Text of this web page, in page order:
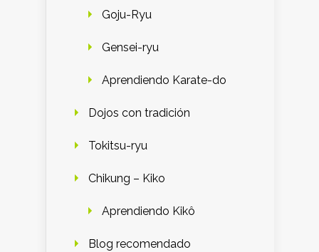
Goju-Ryu
Gensei-ryu
Aprendiendo Karate-do
Dojos con tradición
Tokitsu-ryu
Chikung – Kiko
Aprendiendo Kikô
Blog recomendado